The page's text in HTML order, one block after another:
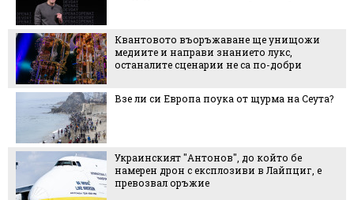
Квантовото въоръжаване ще унищожи
медиите и направи знанието лукс,
останалите сценарии не са по-добри
Взе ли си Европа поука от щурма на Сеута?
Украинският "Антонов", до който бе
намерен дрон с експлозиви в Лайпциг, е
превозвал оръжие